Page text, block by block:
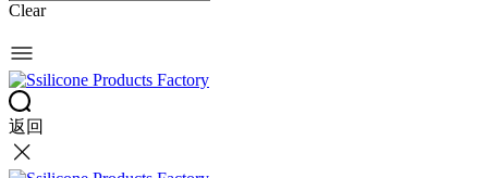
Clear
返回